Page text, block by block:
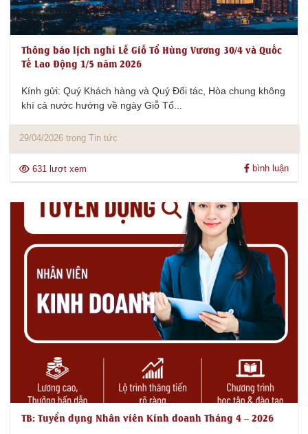
Thông báo lịch nghỉ Lễ Giỗ Tổ Hùng Vương 30/4 và Quốc
Tế Lao Động 1/5 năm 2026
Kính gửi: Quý Khách hàng và Quý Đối tác, Hòa chung không
khí cả nước hướng về ngày Giỗ Tổ...
29/04/2026 trong Tin tức
631 lượt xem bình luận
TB: Tuyển dụng Nhân viên Kinh doanh Tháng 4 – 2026